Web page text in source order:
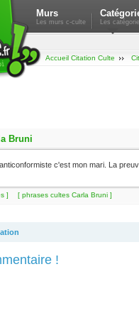
Murs
Les murs c-culte Les
Accueil Citation Culte
Bruni
c'est mon mari. La
] [ phrases cultes Carla Bruni ]
!